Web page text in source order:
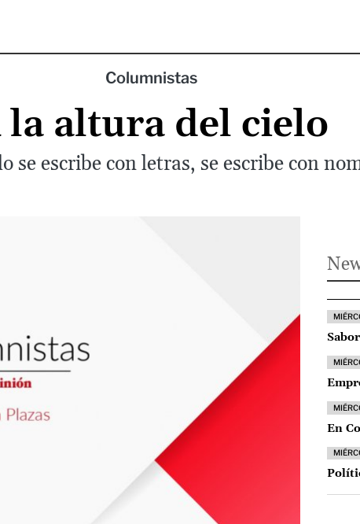
Columnistas
la altura del cielo
se escribe con letras, se escribe con
En